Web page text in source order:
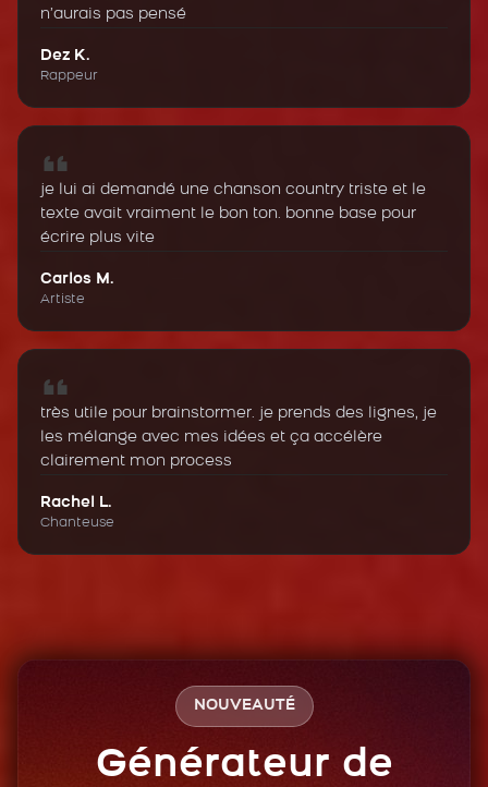
n’aurais pas pensé
Dez K.
Rappeur
je lui ai demandé une chanson country triste et le
texte avait vraiment le bon ton. bonne base pour
écrire plus vite
Carlos M.
Artiste
très utile pour brainstormer. je prends des lignes, je
les mélange avec mes idées et ça accélère
clairement mon process
Rachel L.
Chanteuse
NOUVEAUTÉ
Générateur de